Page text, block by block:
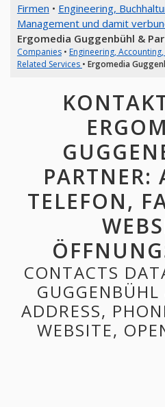
Firmen • Engineering,
Management und damit
Ergomedia Guggenbühl &
Companies• Engineering,
Related Services • Ergomedia
PARTNER:
TELEFON,
CONTACTS
ADDRESS,
WEBSITE,